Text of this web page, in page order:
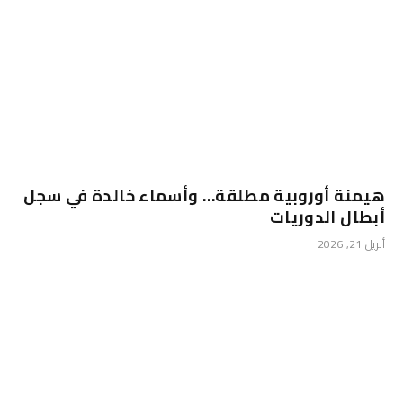
هيمنة أوروبية مطلقة… وأسماء خالدة في سجل
أبطال الدوريات
أبريل 21, 2026